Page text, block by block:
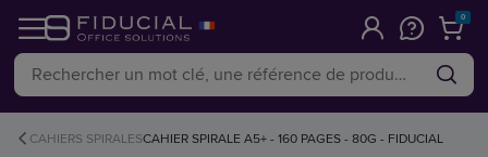
0
CAHIERS SPIRALESCAHIER SPIRALE A5+ - 160 PAGES - 80G - FIDUCIAL